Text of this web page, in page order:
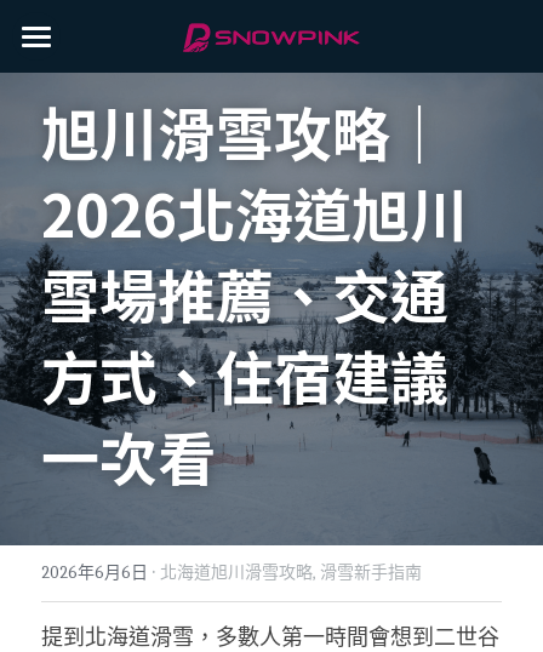
雪場介紹 旭川
雪場介紹 湯澤
雪場介紹 藏王
滑雪攻略
所有博客分類
山形藏王滑雪攻略
滑雪新手指南
越後湯澤滑雪攻略
教練介紹
聯絡我們
IG
LINE
Facebook
特約廠商
登錄/ 註冊
旭川滑雪攻略｜
2026北海道旭川
雪場推薦、交通
方式、住宿建議
一次看
2026年6月6日 · 北海道旭川滑雪攻略, 滑雪新手指南
提到北海道滑雪，多數人第一時間會想到二世谷
商品分類
北海道
越後湯澤